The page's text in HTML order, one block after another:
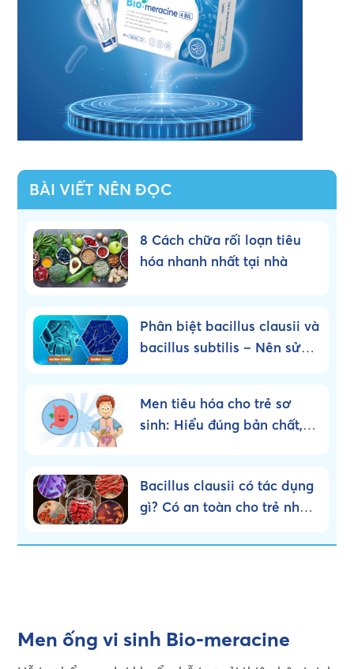
BÀI VIẾT NÊN ĐỌC
8 Cách chữa rối loạn tiêu
hóa nhanh nhất tại nhà
Phân biệt bacillus clausii và
bacillus subtilis – Nên sử
Men tiêu hóa cho trẻ sơ
sinh: Hiểu đúng bản chất,
Bacillus clausii có tác dụng
gì? Có an toàn cho trẻ nhỏ
Men ống vi sinh Bio-meracine